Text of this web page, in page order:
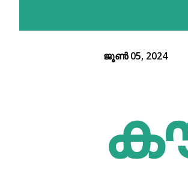
ജൂൺ 05, 2024